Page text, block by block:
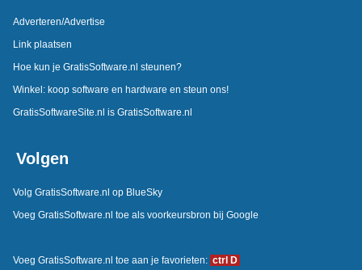
Adverteren/Advertise
Link plaatsen
Hoe kun je GratisSoftware.nl steunen?
Winkel: koop software en hardware en steun ons!
GratisSoftwareSite.nl is GratisSoftware.nl
Volgen
Volg GratisSoftware.nl op BlueSky
Voeg GratisSoftware.nl toe als voorkeursbron bij Google
Voeg GratisSoftware.nl toe aan je favorieten: ctrl D